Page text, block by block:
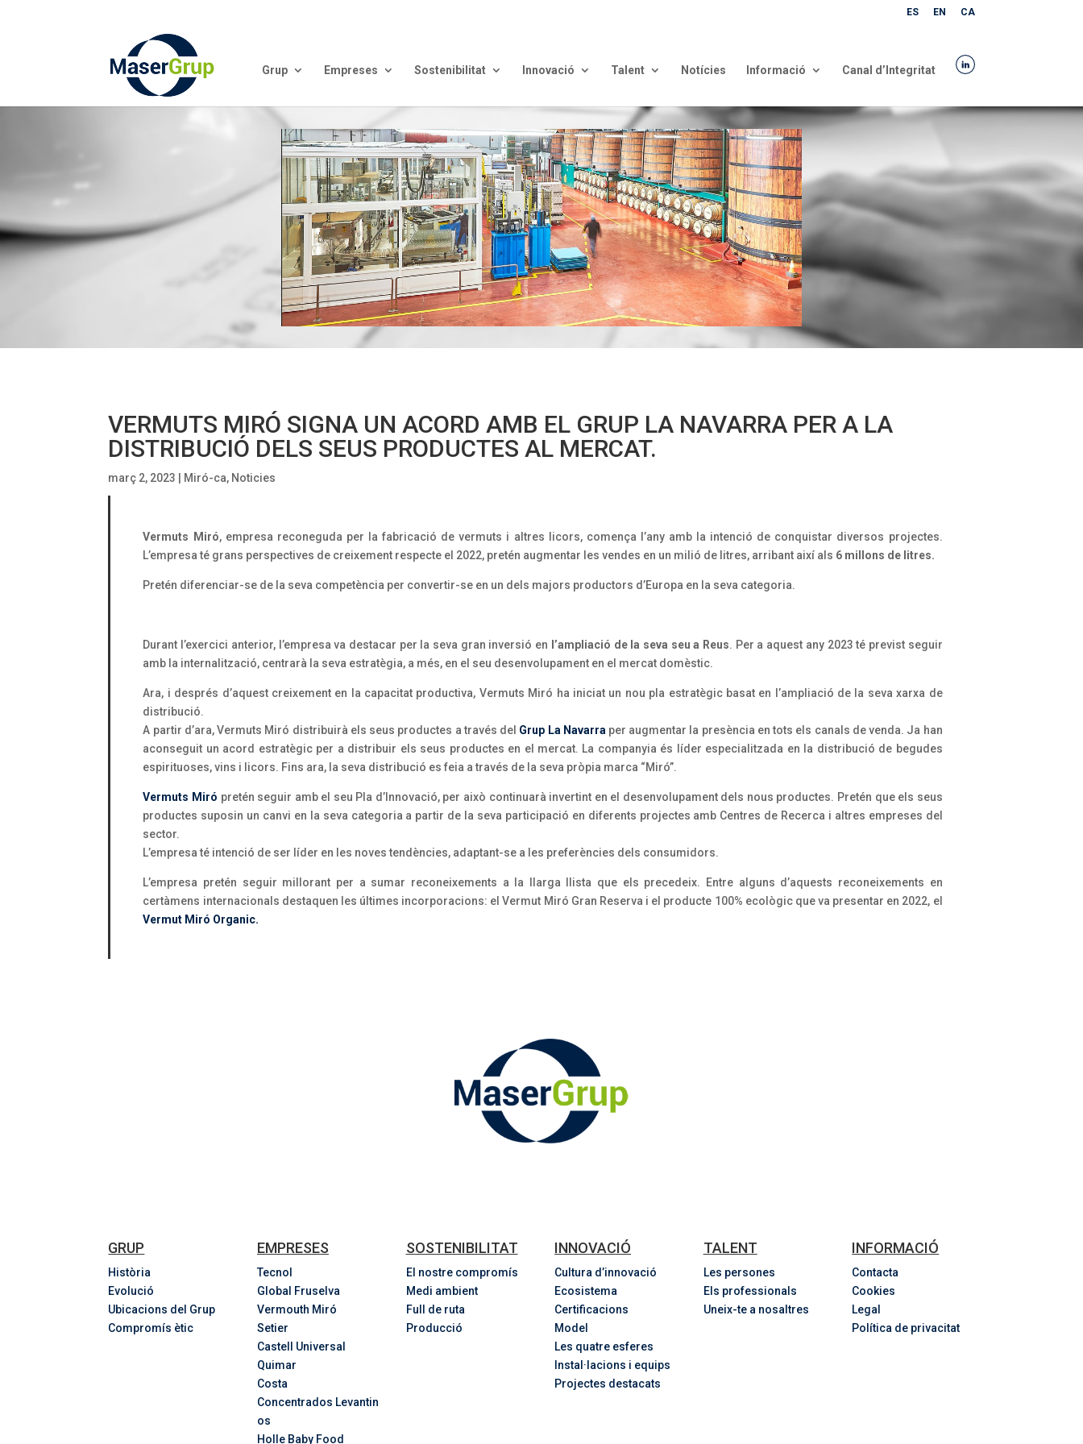
ES EN CA
Grup Empreses Sostenibilitat Innovació Talent Notícies Informació Canal d’Integritat
VERMUTS MIRÓ SIGNA UN ACORD AMB EL GRUP LA NAVARRA PER A LA
DISTRIBUCIÓ DELS SEUS PRODUCTES AL MERCAT.
març 2, 2023 Miró-ca, Noticies
Vermuts Miró, empresa reconeguda per la fabricació de vermuts i altres licors, comença l’any amb la intenció de conquistar diversos projectes.
L’empresa té grans perspectives de creixement respecte el 2022, pretén augmentar les vendes en un milió de litres, arribant així als 6 millons de litres.
Pretén diferenciar-se de la seva competència per convertir-se en un dels majors productors d’Europa en la seva categoria.
Durant l’exercici anterior, l’empresa va destacar per la seva gran inversió en l’ampliació de la seva seu a Reus. Per a aquest any 2023 té previst seguir
amb la internalització, centrarà la seva estratègia, a més, en el seu desenvolupament en el mercat domèstic.
Ara, i després d’aquest creixement en la capacitat productiva, Vermuts Miró ha iniciat un nou pla estratègic basat en l’ampliació de la seva xarxa de
distribució.
A partir d’ara, Vermuts Miró distribuirà els seus productes a través del Grup La Navarraper augmentar la presència en tots els canals de venda. Ja han
aconseguit un acord estratègic per a distribuir els seus productes en el mercat. La companyia és líder especialitzada en la distribució de begudes
espirituoses, vins i licors. Fins ara, la seva distribució es feia a través de la seva pròpia marca “Miró”.
Vermuts Miró pretén seguir amb el seu Pla d’Innovació, per això continuarà invertint en el desenvolupament dels nous productes. Pretén que els seus
productes suposin un canvi en la seva categoria a partir de la seva participació en diferents projectes amb Centres de Recerca i altres empreses del
sector.
L’empresa té intenció de ser líder en les noves tendències, adaptant-se a les preferències dels consumidors.
L’empresa pretén seguir millorant per a sumar reconeixements a la llarga llista que els precedeix. Entre alguns d’aquests reconeixements en
certàmens internacionals destaquen les últimes incorporacions: el Vermut Miró Gran Reserva i el producte 100% ecològic que va presentar en 2022, el
Vermut Miró Organic.
GRUP
Història
Evolució
Ubicacions del Grup
Compromís ètic
EMPRESES
Tecnol
Global Fruselva
Vermouth Miró
Setier
Castell Universal
Quimar
Costa
Concentrados Levantin
os
Holle Baby Food
SOSTENIBILITAT
El nostre compromís
Medi ambient
Full de ruta
Producció
INNOVACIÓ
Cultura d’innovació
Ecosistema
Certificacions
Model
Les quatre esferes
Instal·lacions i equips
Projectes destacats
TALENT
Les persones
Els professionals
Uneix-te a nosaltres
INFORMACIÓ
Contacta
Cookies
Legal
Política de privacitat